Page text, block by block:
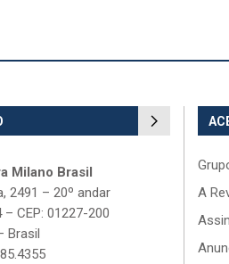
Milano Brasil
2491 – 20º andar
CEP: 01227-200
Brasil
A